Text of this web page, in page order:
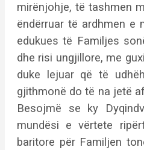
mirënjohje, të tashmen
ëndërruar të ardhmen e
edukues të Familjes
dhe risi ungjillore, me
duke lejuar që të
gjithmonë do të na jetë
Besojmë se ky
mundësi e vërtete
baritore për Familjen